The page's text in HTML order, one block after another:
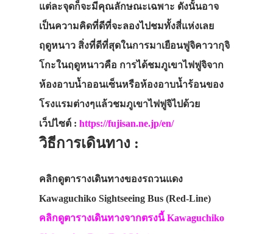
แต่ละจุดก็จะมีคุณลักษณะเฉพาะ ดังนั้นอาจ
เป็นความคิดที่ดีที่จะลองไปชมทั้งสี่แห่งเลย
ฤดูหนาว สิ่งที่ดีที่สุดในการมาเยือนฟูจิคาวากุจิ
โกะในฤดูหนาวคือ การได้ชมภูเขาไฟฟูจิจาก
ห้องอาบน้ำออนเซ็นหรือห้องอาบน้ำร้อนของ
โรงแรมต่างๆแล้วชมภูเขาไฟฟูจิไปด้วย
เว็ปไซต์ : https://fujisan.ne.jp/en/
วิธีการเดินทาง :
คลิกดูตารางเดินทางของรถวนแดง
Kawaguchiko Sightseeing Bus (Red-Line)
คลิกดูตารางเดินทางจากตรงนี้ Kawaguchiko